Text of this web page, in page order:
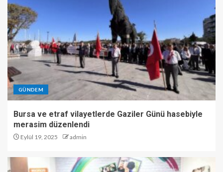
GÜNDEM
Bursa ve etraf vilayetlerde Gaziler Günü hasebiyle
merasim düzenlendi
Eylül 19, 2025 admin